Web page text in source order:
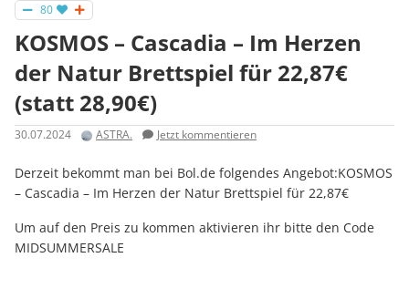
80
KOSMOS – Cascadia – Im Herzen
der Natur Brettspiel für 22,87€
(statt 28,90€)
30.07.2024 ASTRA. Jetzt kommentieren
Derzeit bekommt man bei Bol.de folgendes Angebot:KOSMOS
– Cascadia – Im Herzen der Natur Brettspiel für 22,87€
Um auf den Preis zu kommen aktivieren ihr bitte den Code
MIDSUMMERSALE